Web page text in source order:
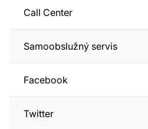
Call Center
Samoobslužný servis
Facebook
Twitter